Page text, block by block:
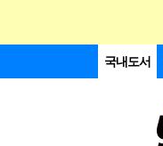
국내도서